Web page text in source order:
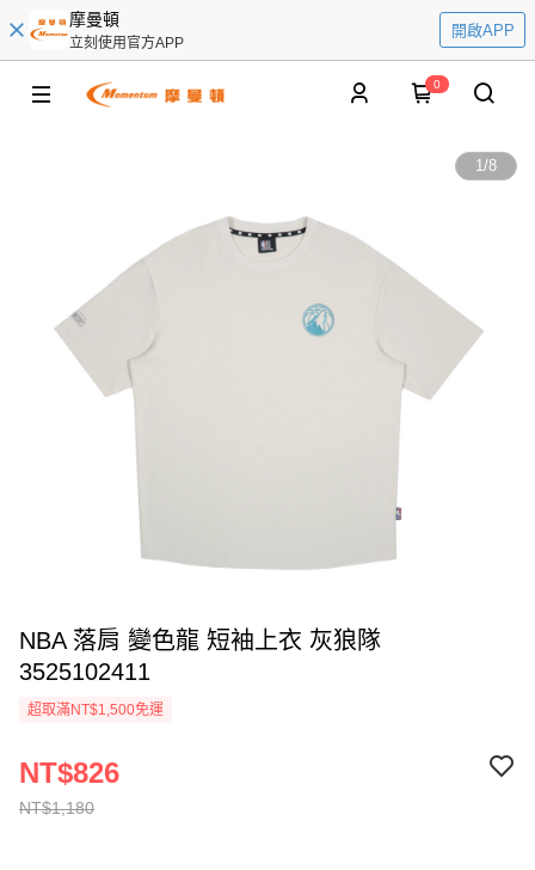
摩曼頓
立刻使用官方APP
開啟APP
0
1/8
NBA 落肩 變色龍 短袖上衣 灰狼隊
3525102411
超取滿NT$1,500免運
NT$1,180
NT$826